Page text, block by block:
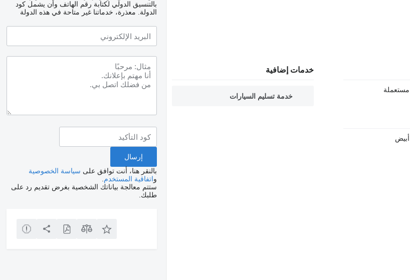
مستعملة
أبيض
خدمات إضافية
خدمة تسليم السيارات
بالتنسيق الدولي لكتابة رقم الهاتف وأن يشمل كود
الدولة.
معذرة، خدماتنا غير متاحة في هذه الدولة
بالنقر هنا، أنت توافق على سياسة الخصوصية
واتفاقية المستخدم
ستتم معالجة بياناتك الشخصية بغرض تقديم رد على
طلبك.